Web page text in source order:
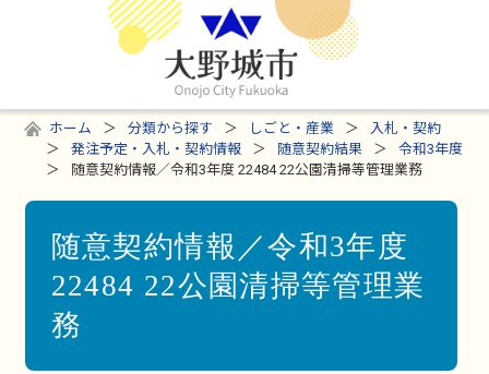
ホーム 分類から探す しごと・産業
入札・契約
発注予定・入札・契約情報
随意契約結果
令和3年度
随意契約情報／令和3年度 22484 22公園清掃等管理業務
随意契約情報／令和3年度
22484 22公園清掃等管理業
務